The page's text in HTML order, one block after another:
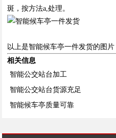
斑，按方法a,处理。
以上是智能候车亭一件发货的图片
相关信息
智能公交站台加工
智能公交站台货源充足
智能候车亭质量可靠